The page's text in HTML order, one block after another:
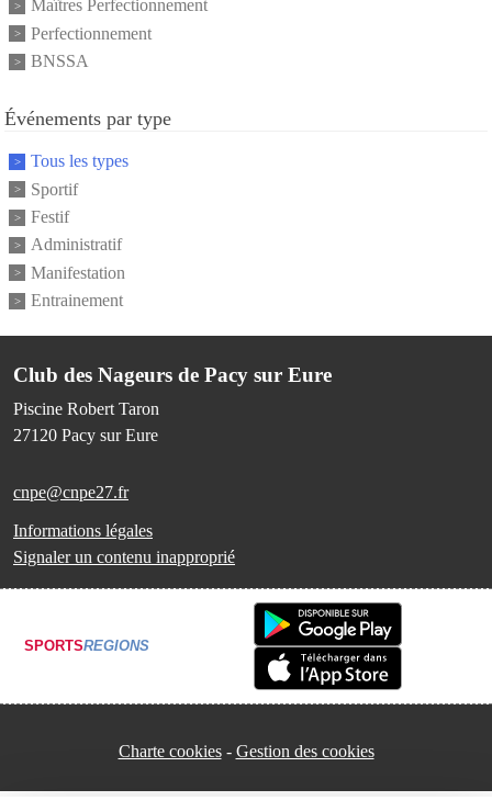
Maîtres Perfectionnement
Perfectionnement
BNSSA
Événements par type
Tous les types
Sportif
Festif
Administratif
Manifestation
Entrainement
Club des Nageurs de Pacy sur Eure
Piscine Robert Taron
27120 Pacy sur Eure
cnpe@cnpe27.fr
Informations légales
Signaler un contenu inapproprié
SPORTSREGIONS
Charte cookies Gestion des cookies